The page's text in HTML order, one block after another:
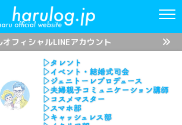
オフィシャルLINEアカウント